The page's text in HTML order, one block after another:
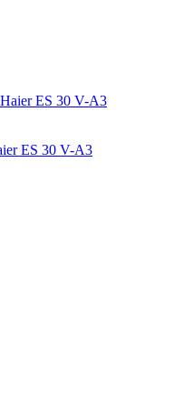
ES 30 V-A3